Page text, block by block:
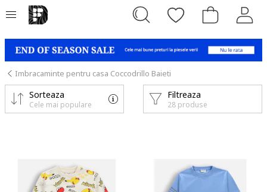
Imbracaminte pentru casa Coccodrillo Baieti
Filtreaza
28 produse
Sorteaza
Cele mai populare